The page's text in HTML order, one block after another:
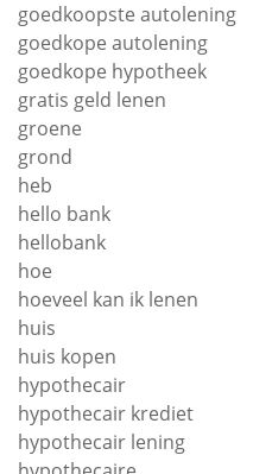
goedkoopste autolening
goedkope autolening
goedkope hypotheek
gratis geld lenen
groene
grond
heb
hello bank
hellobank
hoe
hoeveel kan ik lenen
huis
huis kopen
hypothecair
hypothecair krediet
hypothecair lening